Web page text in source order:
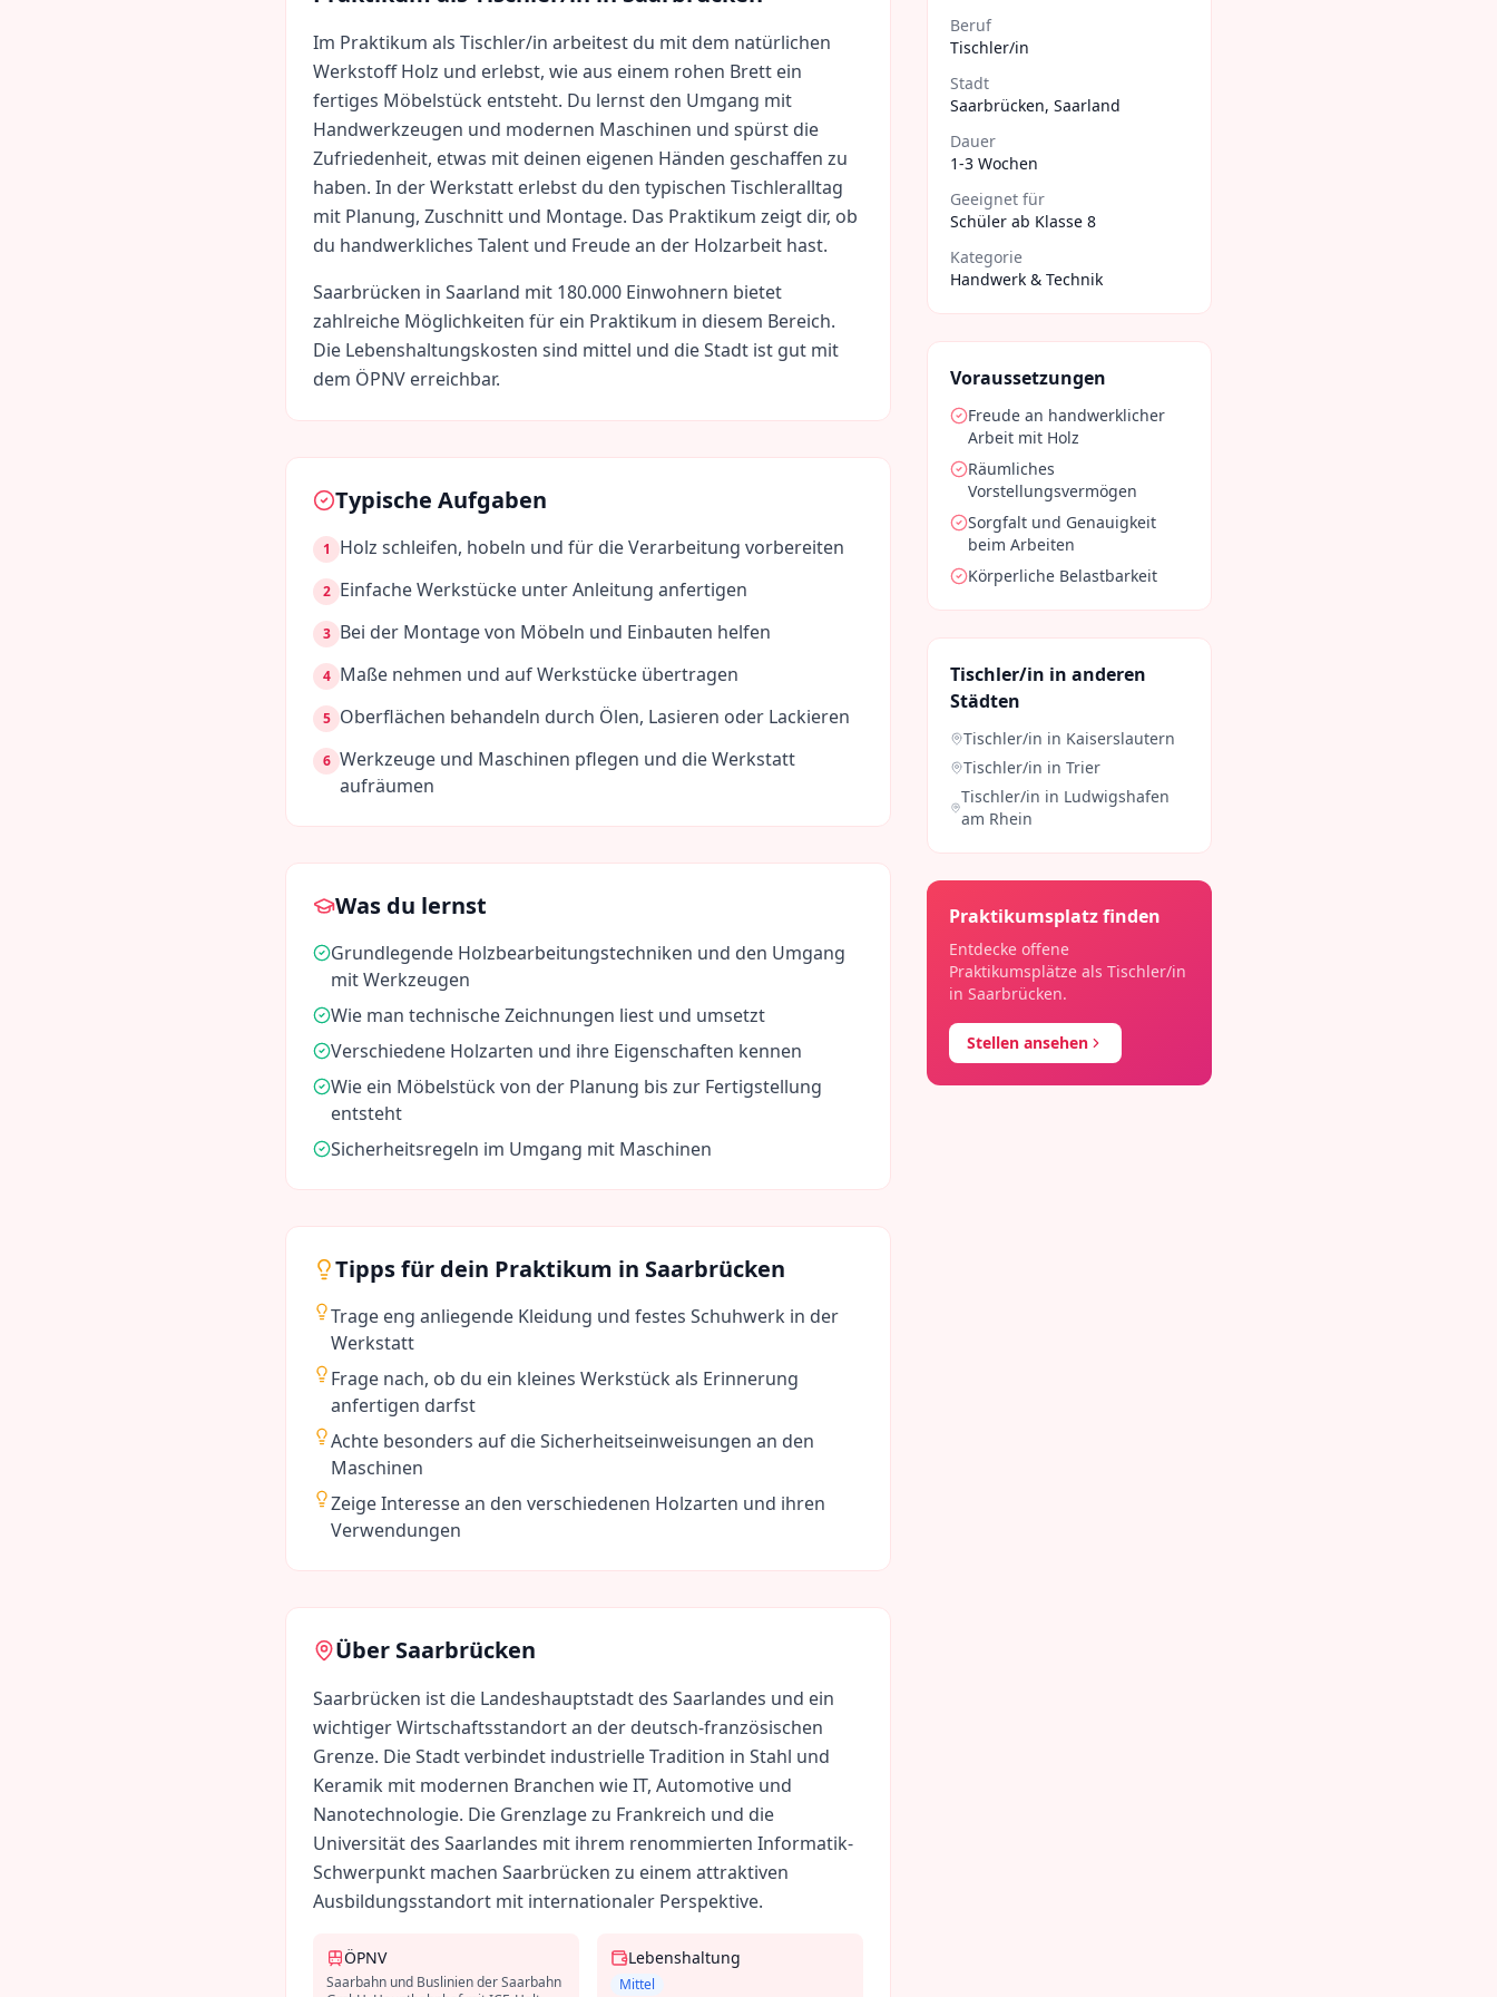
Im Praktikum als Tischler/in arbeitest du mit dem natürlichen
Werkstoff Holz und erlebst, wie aus einem rohen Brett ein
fertiges Möbelstück entsteht. Du lernst den Umgang mit
Handwerkzeugen und modernen Maschinen und spürst die
Zufriedenheit, etwas mit deinen eigenen Händen geschaffen zu
haben. In der Werkstatt erlebst du den typischen Tischleralltag
mit Planung, Zuschnitt und Montage. Das Praktikum zeigt dir, ob
du handwerkliches Talent und Freude an der Holzarbeit hast.
Saarbrücken in Saarland mit 180.000 Einwohnern bietet
zahlreiche Möglichkeiten für ein Praktikum in diesem Bereich.
Die Lebenshaltungskosten sind mittel und die Stadt ist gut mit
dem ÖPNV erreichbar.
Typische Aufgaben
1 Holz schleifen, hobeln und für die Verarbeitung vorbereiten
2 Einfache Werkstücke unter Anleitung anfertigen
3 Bei der Montage von Möbeln und Einbauten helfen
4 Maße nehmen und auf Werkstücke übertragen
5 Oberflächen behandeln durch Ölen, Lasieren oder Lackieren
6 Werkzeuge und Maschinen pflegen und die Werkstatt
aufräumen
Was du lernst
Grundlegende Holzbearbeitungstechniken und den Umgang
mit Werkzeugen
Wie man technische Zeichnungen liest und umsetzt
Verschiedene Holzarten und ihre Eigenschaften kennen
Wie ein Möbelstück von der Planung bis zur Fertigstellung
entsteht
Sicherheitsregeln im Umgang mit Maschinen
Tipps für dein Praktikum in Saarbrücken
Trage eng anliegende Kleidung und festes Schuhwerk in der
Werkstatt
Frage nach, ob du ein kleines Werkstück als Erinnerung
anfertigen darfst
Achte besonders auf die Sicherheitseinweisungen an den
Maschinen
Zeige Interesse an den verschiedenen Holzarten und ihren
Verwendungen
Über Saarbrücken
Saarbrücken ist die Landeshauptstadt des Saarlandes und ein
wichtiger Wirtschaftsstandort an der deutsch-französischen
Grenze. Die Stadt verbindet industrielle Tradition in Stahl und
Keramik mit modernen Branchen wie IT, Automotive und
Nanotechnologie. Die Grenzlage zu Frankreich und die
Universität des Saarlandes mit ihrem renommierten Informatik-
Schwerpunkt machen Saarbrücken zu einem attraktiven
Ausbildungsstandort mit internationaler Perspektive.
ÖPNV
Saarbahn und Buslinien der Saarbahn
Lebenshaltung
Mittel
Beruf
Tischler/in
Stadt
Saarbrücken, Saarland
Dauer
1-3 Wochen
Geeignet für
Schüler ab Klasse 8
Kategorie
Handwerk & Technik
Voraussetzungen
Freude an handwerklicher
Arbeit mit Holz
Räumliches
Vorstellungsvermögen
Sorgfalt und Genauigkeit
beim Arbeiten
Körperliche Belastbarkeit
Tischler/in in anderen
Städten
Tischler/in in Kaiserslautern
Tischler/in in Trier
Tischler/in in Ludwigshafen
am Rhein
Praktikumsplatz finden
Entdecke offene
Praktikumsplätze als Tischler/in
in Saarbrücken.
Stellen ansehen